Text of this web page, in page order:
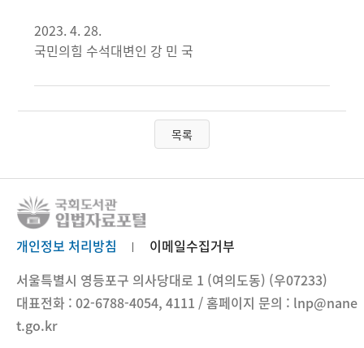
2023. 4. 28.
국민의힘 수석대변인 강 민 국
목록
개인정보 처리방침
이메일수집거부
서울특별시 영등포구 의사당대로 1 (여의도동) (우07233)
대표전화 : 02-6788-4054, 4111 / 홈페이지 문의 : lnp@nane
t.go.kr